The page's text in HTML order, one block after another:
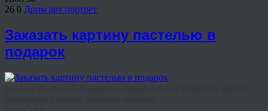
26 0 Дрим арт портрет
Заказать картину пастелью в
подарок